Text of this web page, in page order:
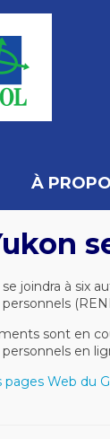
À
joindra à six
sont en
en
pages Web du